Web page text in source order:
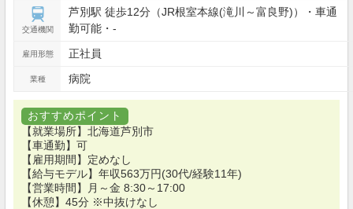
交通機関
芦別駅 徒歩12分（JR根室本線(滝川～富良野)）・車通
勤可能・-
雇用形態 正社員
業種 病院
おすすめポイント
【就業場所】北海道芦別市
【車通勤】可
【雇用期間】定めなし
【給与モデル】年収563万円(30代/経験11年)
【営業時間】月～金 8:30～17:00
【休憩】45分 ※中抜けなし